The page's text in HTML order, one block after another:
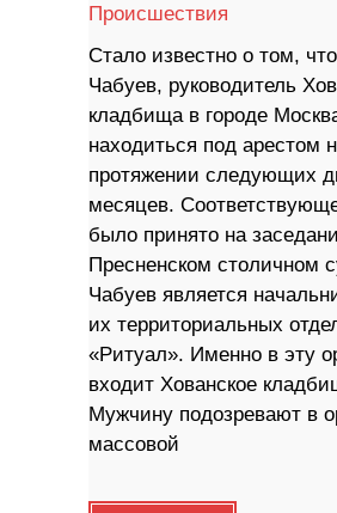
Происшествия
Стало известно о том,
Чабуев, руководитель
кладбища в городе
находиться под арестом
протяжении следующих
месяцев.
было принято на
Пресненском столичном
Чабуев является
их территориальных
«Ритуал». Именно в эту
входит Хованское
Мужчину подозревают в
массовой